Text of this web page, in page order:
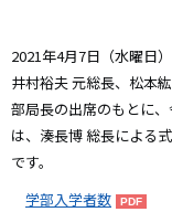
2021年4月7日（水曜日
井村裕夫 元総長、松本
部局長の出席のもとに
は、湊長博 総長による
です。
学部入学者数